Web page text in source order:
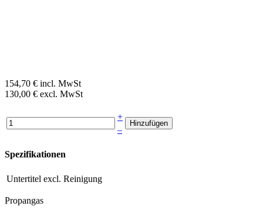
154,70 € incl. MwSt
130,00 € excl. MwSt
+
–
Spezifikationen
Untertitel excl. Reinigung
Propangas